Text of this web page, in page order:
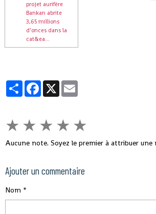
projet aurifère
Bankan abrite
3,65 millions
d’onces dans la
cat&ea...
PartagerFacebook
X
★ ★ ★ ★ ★
Aucune note. Soyez le premier à attribuer une
Ajouter un commentaire
Nom